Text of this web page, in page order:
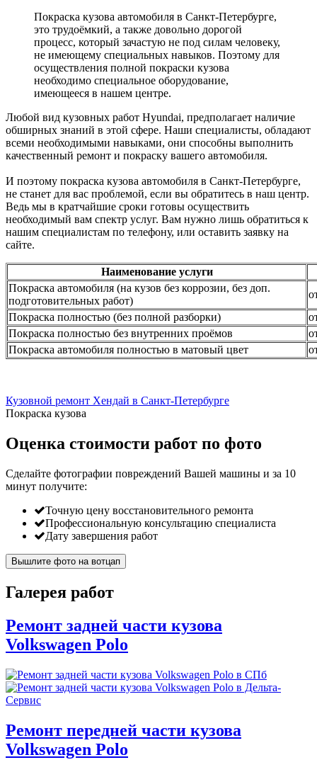
Покраска кузова автомобиля в Санкт-Петербурге,
это трудоёмкий, а также довольно дорогой
процесс, который зачастую не под силам человеку,
не имеющему специальных навыков. Поэтому для
осуществления полной покраски кузова
необходимо специальное оборудование,
имеющееся в нашем центре.
Любой вид кузовных работ Hyundai, предполагает наличие
обширных знаний в этой сфере. Наши специалисты, обладают
всеми необходимыми навыками, они способны выполнить
качественный ремонт и покраску вашего автомобиля.
И поэтому покраска кузова автомобиля в Санкт-Петербурге,
не станет для вас проблемой, если вы обратитесь в наш центр.
Ведь мы в кратчайшие сроки готовы осуществить
необходимый вам спектр услуг. Вам нужно лишь обратиться к
нашим специалистам по телефону, или оставить заявку на
сайте.
Наименование услуги
Покраска автомобиля (на кузов без коррозии, без доп.
подготовительных работ)
Покраска полностью (без полной разборки)
Покраска полностью без внутренних проёмов
Покраска автомобиля полностью в матовый цвет
Кузовной ремонт Хендай в Санкт-Петербурге
Покраска кузова
Оценка стоимости работ по фото
Сделайте фотографии повреждений Вашей машины и за 10
минут получите:
Точную цену восстановительного ремонта
Профессиональную консультацию специалиста
Дату завершения работ
Вышлите фото на вотцап
Галерея работ
Ремонт задней части кузова
Volkswagen Polo
Ремонт передней части кузова
Volkswagen Polo